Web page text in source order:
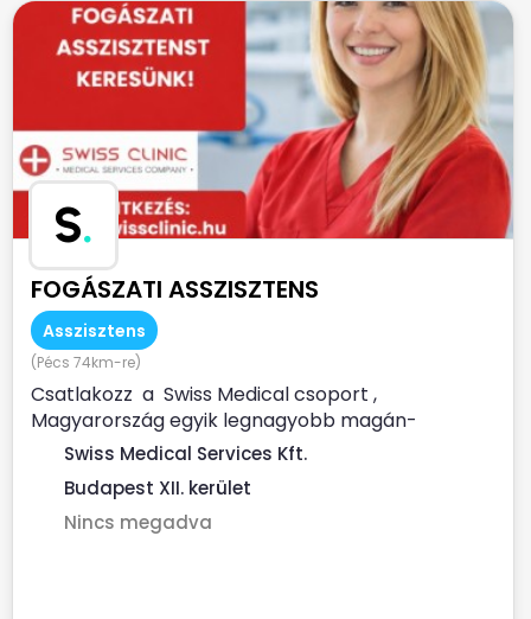
S.
FOGÁSZATI ASSZISZTENS
Asszisztens
(Pécs 74km-re)
Csatlakozz a Swiss Medical csoport ,
Magyarország egyik legnagyobb magán-
egészségügyi szolgáltatója...
Swiss Medical Services Kft.
Budapest XII. kerület
Nincs megadva